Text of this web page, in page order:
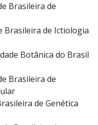
Brasileira de
Brasileira de Ictiologia
Botânica do Brasil
Brasileira de
de Genética